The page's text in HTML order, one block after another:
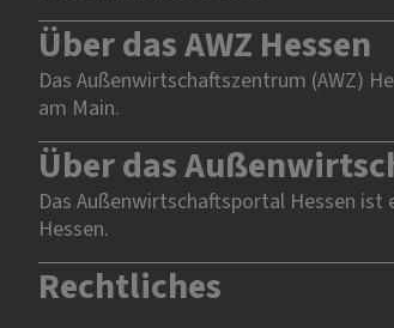
Über das AWZ Hessen
Das Außenwirtschaftszentrum (AWZ)
am Main.
Über das
Das Außenwirtschaftsportal Hessen
Hessen.
Rechtliches